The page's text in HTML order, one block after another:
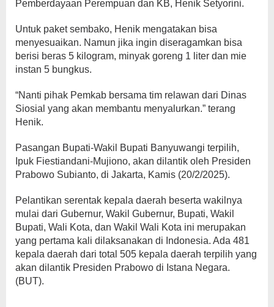
Pemberdayaan Perempuan dan KB, Henik Setyorini.
Untuk paket sembako, Henik mengatakan bisa
menyesuaikan. Namun jika ingin diseragamkan bisa
berisi beras 5 kilogram, minyak goreng 1 liter dan mie
instan 5 bungkus.
“Nanti pihak Pemkab bersama tim relawan dari Dinas
Siosial yang akan membantu menyalurkan.” terang
Henik.
Pasangan Bupati-Wakil Bupati Banyuwangi terpilih,
Ipuk Fiestiandani-Mujiono, akan dilantik oleh Presiden
Prabowo Subianto, di Jakarta, Kamis (20/2/2025).
Pelantikan serentak kepala daerah beserta wakilnya
mulai dari Gubernur, Wakil Gubernur, Bupati, Wakil
Bupati, Wali Kota, dan Wakil Wali Kota ini merupakan
yang pertama kali dilaksanakan di Indonesia. Ada 481
kepala daerah dari total 505 kepala daerah terpilih yang
akan dilantik Presiden Prabowo di Istana Negara.
(BUT).